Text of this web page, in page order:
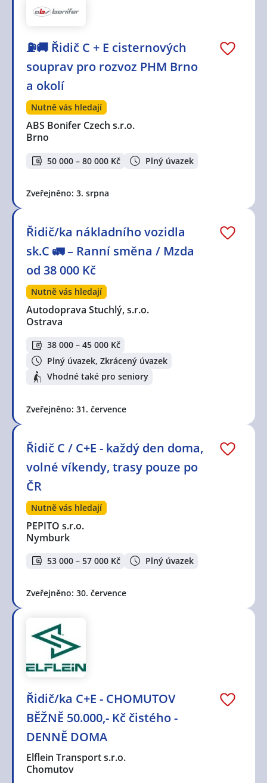
⛽🚚 Řidič C + E cisternových
souprav pro rozvoz PHM Brno
a okolí
Nutně vás hledají
ABS Bonifer Czech s.r.o.
Brno
50 000 – 80 000 Kč Plný úvazek
Zveřejněno: 3. srpna
Řidič/ka nákladního vozidla
sk.C 🚛 – Ranní směna / Mzda
od 38 000 Kč
Nutně vás hledají
Autodoprava Stuchlý, s.r.o.
Ostrava
38 000 – 45 000 Kč
Plný úvazek, Zkrácený úvazek
Vhodné také pro seniory
Zveřejněno: 31. července
Řidič C / C+E - každý den doma,
volné víkendy, trasy pouze po
ČR
Nutně vás hledají
PEPITO s.r.o.
Nymburk
53 000 – 57 000 Kč Plný úvazek
Zveřejněno: 30. července
Řidič/ka C+E - CHOMUTOV
BĚŽNĚ 50.000,- Kč čistého -
DENNĚ DOMA
Elflein Transport s.r.o.
Chomutov